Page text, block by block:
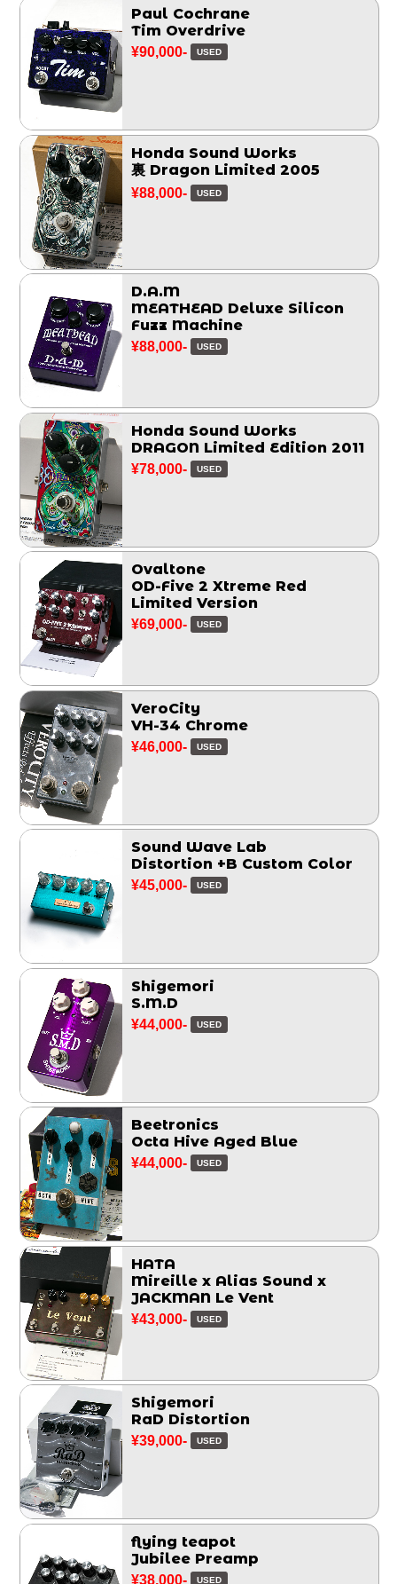
Paul Cochrane
Tim Overdrive
¥90,000- USED
Honda Sound Works
裏 Dragon Limited 2005
¥88,000- USED
D.A.M
MEATHEAD Deluxe Silicon
Fuzz Machine
¥88,000- USED
Honda Sound Works
DRAGON Limited Edition 2011
¥78,000- USED
Ovaltone
OD-Five 2 Xtreme Red
Limited Version
¥69,000- USED
VeroCity
VH-34 Chrome
¥46,000- USED
Sound Wave Lab
Distortion +B Custom Color
¥45,000- USED
Shigemori
S.M.D
¥44,000- USED
Beetronics
Octa Hive Aged Blue
¥44,000- USED
HATA
Mireille x Alias Sound x
JACKMAN Le Vent
¥43,000- USED
Shigemori
RaD Distortion
¥39,000- USED
flying teapot
Jubilee Preamp
¥38,000- USED